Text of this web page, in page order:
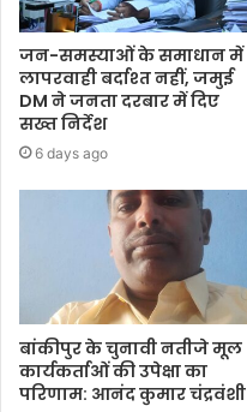
जन-समस्याओं के समाधान में
लापरवाही बर्दाश्त नहीं, जमुई
DM ने जनता दरबार में दिए
सख्त निर्देश
6 days ago
बांकीपुर के चुनावी नतीजे मूल
कार्यकर्ताओं की उपेक्षा का
परिणाम: आनंद कुमार चंद्रवंशी